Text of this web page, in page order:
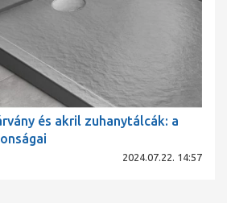
vásárlónk az akrilt választja.
között az Ön egyéni ízlése és
- akár akrilt, akár műmárványt
hogy kiváló minőséget kap.
és akril zuhanytálcák: a
2024.07.22. 14:57